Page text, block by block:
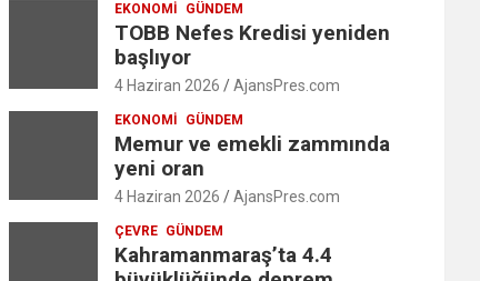
EKONOMI GÜNDEM
TOBB Nefes Kredisi yeniden
başlıyor
4 Haziran 2026 AjansPres.com
EKONOMI GÜNDEM
Memur ve emekli zammında
yeni oran
4 Haziran 2026 AjansPres.com
ÇEVRE GÜNDEM
Kahramanmaraş’ta 4.4